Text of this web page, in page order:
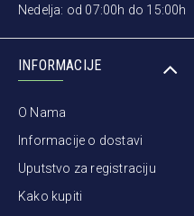
Nedelja: od 07:00h do 15:00h
INFORMACIJE
O Nama
Informacije o dostavi
Uputstvo za registraciju
Kako kupiti